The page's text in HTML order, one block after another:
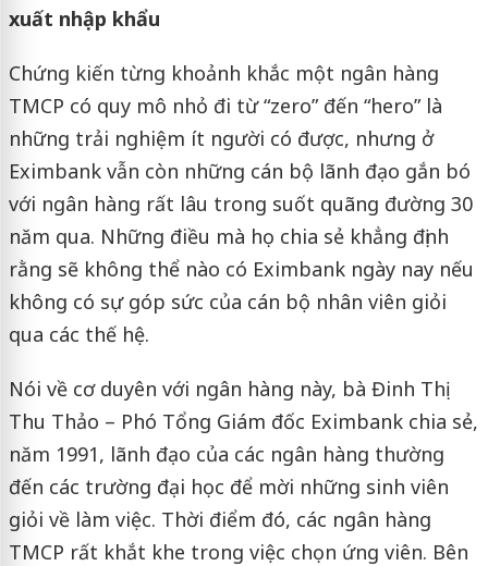
xuất nhập khẩu
Chứng kiến từng khoảnh khắc một ngân hàng
TMCP có quy mô nhỏ đi từ “zero” đến “hero” là
những trải nghiệm ít người có được, nhưng ở
Eximbank vẫn còn những cán bộ lãnh đạo gắn bó
với ngân hàng rất lâu trong suốt quãng đường 30
năm qua. Những điều mà họ chia sẻ khẳng định
rằng sẽ không thể nào có Eximbank ngày nay nếu
không có sự góp sức của cán bộ nhân viên giỏi
qua các thế hệ.
Nói về cơ duyên với ngân hàng này, bà Đinh Thị
Thu Thảo – Phó Tổng Giám đốc Eximbank chia sẻ,
năm 1991, lãnh đạo của các ngân hàng thường
đến các trường đại học để mời những sinh viên
giỏi về làm việc. Thời điểm đó, các ngân hàng
TMCP rất khắt khe trong việc chọn ứng viên. Bên